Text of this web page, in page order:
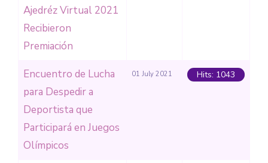
Ajedréz Virtual 2021
Recibieron
Premiación
Encuentro de Lucha
para Despedir a
Deportista que
Participará en Juegos
Olímpicos
01 July 2021 Hits: 1043